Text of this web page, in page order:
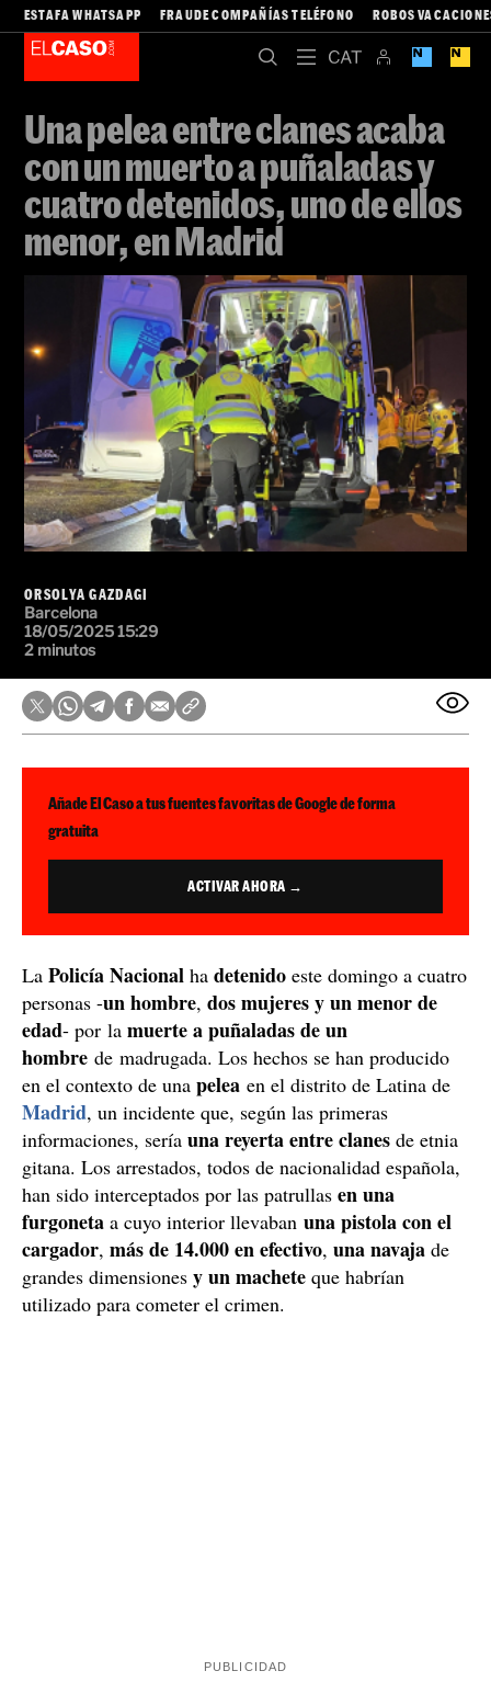
ESTAFA WHATSAPP FRAUDE COMPAÑÍAS TELÉFONO ROBOS
Una pelea entre clanes acaba
con un muerto a puñaladas y
cuatro detenidos, uno de ellos
menor, en Madrid
ORSOLYA GAZDAGI
Barcelona
18/05/2025 15:29
2 minutos
Añade El Caso a tus fuentes favoritas de Google de forma
gratuita
ACTIVAR AHORA →
La Policía Nacional ha detenido este domingo a cuatro
personas -un hombre, dos mujeres y un menor de
edad- por la muerte a puñaladas de un
hombre de madrugada. Los hechos se han producido
en el contexto de una pelea en el distrito de Latina de
Madrid, un incidente que, según las primeras
informaciones, sería una reyerta entre clanes de etnia
gitana. Los arrestados, todos de nacionalidad española,
han sido interceptados por las patrullas en una
furgoneta a cuyo interior llevaban una pistola con el
cargador, más de 14.000 en efectivo, una navaja de
grandes dimensiones y un machete que habrían
utilizado para cometer el crimen.